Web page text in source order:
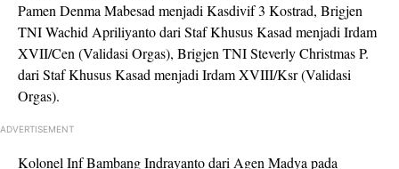
Pamen Denma Mabesad menjadi Kasdivif 3 Kostrad, Brigjen
TNI Wachid Apriliyanto dari Staf Khusus Kasad menjadi Irdam
XVII/Cen (Validasi Orgas), Brigjen TNI Steverly Christmas P.
dari Staf Khusus Kasad menjadi Irdam XVIII/Ksr (Validasi
Orgas).
ADVERTISEMENT
Kolonel Inf Bambang Indrayanto dari Agen Madya pada